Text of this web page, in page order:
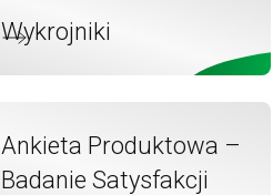
Wykrojniki
Ankieta Produktowa –
Badanie Satysfakcji